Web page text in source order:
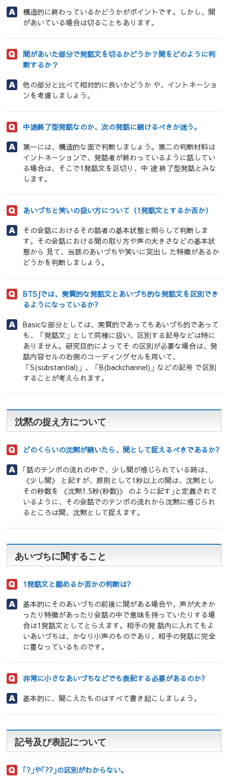
構造的に終わっているかどうかがポイントです。しかし、間
があいている場合は切ることもあります。
間があいた部分で発話文を切るかどうか？間をどのように判
断するか？
他の部分と比べて相対的に長いかどうか や、イントネーショ
ンを考慮しましょう。
中途終了型発話なのか、次の発話に続けるべきか迷う。
第一には、構造的な面で判断しましょう。第二の判断材料は
イントネーションで、発話者が終わっているように話してい
る場合は、そこで1発話文を区切り、中 途 終了型発話とみな
します。
あいづちと笑いの扱い方について（1発話文とするか否か）
その会話におけるその話者の基本状態と照らして判断しま
す。その会話における間の取り方や声の大きさなどの基本状
態から 見て、当該のあいづちや笑いに突出し た特徴があるか
どうかを判断しましょう。
BTSJでは、実質的な発話文とあいづち的な発話文を区別でき
るようになっているか?
Basicな部分としては、実質的であってもあいづち的であって
も、「発話文」として同様に扱い、区別する記号などは特に
ありません。研究目的によってそ の区別が必要な場合は、発
話内容セルの右側のコーディングセルを用いて、
「S(substantial)」、「B(backchannel)」などの記号 で区別
することが考えられます。
沈黙の捉え方について
どのくらいの沈黙が続いたら、間として捉えるべきであるか?
｢話のテンポの流れの中で、少し間が感じられている時は、
《少し間》 と記すが、原則として1秒以上の間は、沈黙とし
その秒数を 《沈黙1.5秒(秒数)》 のように記す｣と定義されて
いるように、その会話でのテンポの流れから沈黙に感じられ
るところは間、沈黙として捉えます。
あいづちに関すること
1発話文と認めるか否かの判断は?
基本的にそのあいづちの前後に間がある場合や、声が大きか
ったり特徴があったり会話の中で意味を持っていたりする場
合は1発話文としてとらえます。相手の発 話内に入れてもよ
いあいづちは、かなり小声のものであり、相手の発話に完全
に重なっているものです。
非常に小さなあいづちなどでも表記する必要があるのか?
基本的に、聞こえたものはすべて書き起こしましょう。
記号及び表記について
｢?｣や｢??｣の区別がわからない。